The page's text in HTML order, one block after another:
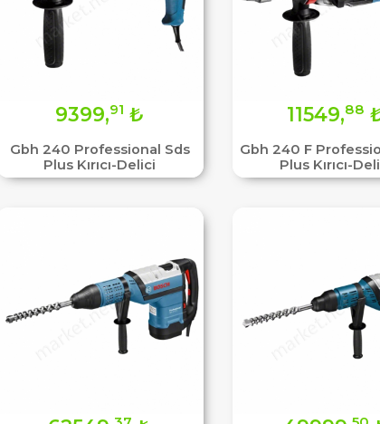
Gbh 240 Professional Sds
Plus Kırıcı-Delici
9399,91 ₺
Gbh 240 F
Plus Kırıcı-
11549,88